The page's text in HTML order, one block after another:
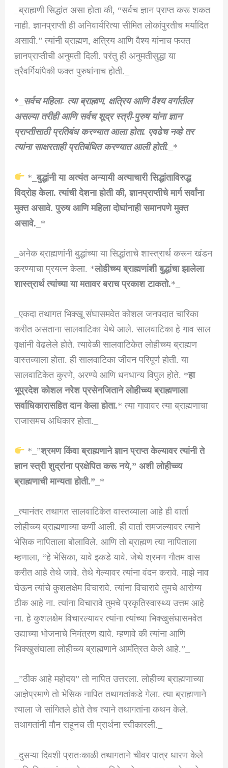
_ब्राह्मणी सिद्धांत असा होता की, “सर्वच ज्ञान प्राप्त करू शकत
नाही. ज्ञानप्राप्ती ही अनिवार्यरित्या सीमित लोकांपुरतीच मर्यादित
असावी.” त्यांनी ब्राह्मण, क्षत्रिय आणि वैश्य यांनाच फक्त
ज्ञानप्राप्तीची अनुमती दिली. परंतु ही अनुमतीसुद्धा या
त्रैवर्गियांपैकी फक्त पुरुषांनाच होती._
*_ सर्वच महिला- त्या ब्राह्मण, क्षत्रिय आणि वैश्य वर्गातील
असल्या तरीही आणि सर्वच शूद्र स्त्री-पुरुष यांना ज्ञान
प्राप्तीसाठी प्रतिबंध करण्यात आला होता. एवढेच नव्हे तर
त्यांना साक्षरताही प्रतिबंधित करण्यात आली होती. _*
*_बुद्धांनी या अत्यंत अन्यायी अत्याचारी सिद्धांताविरुद्ध
विद्रोह केला. त्यांची देशना होती की, ज्ञानप्राप्तीचे मार्ग सर्वांना
मुक्त असावे. पुरुष आणि महिला दोघांनाही समानपणे मुक्त
असावे. _*
_अनेक ब्राह्मणांनी बुद्धांच्या या सिद्धांताचे शास्त्रार्थ करून खंडन
करण्याचा प्रयत्न केला. *लोहीच्च्य ब्राह्मणांशी बुद्धांचा झालेला
शास्त्रार्थ त्यांच्या या मतावर बराच प्रकाश टाकतो.*_
_एकदा तथागत भिक्खू संघासमवेत कोशल जनपदात चारिका
करीत असताना सालवाटिका येथे आले. सालवाटिका हे गाव साल
वृक्षांनी वेढलेले होते. त्यावेळी सालवाटिकेत लोहीच्च्य ब्राह्मण
वास्तव्याला होता. ही सालवाटिका जीवन परिपूर्ण होती. या
सालवाटिकेत कुरणे, अरण्ये आणि धनधान्य विपुल होते. *हा
भूप्रदेश कोशल नरेश प्रसेनजिताने लोहीच्च्य ब्राह्मणाला
सर्वाधिकारासहित दान केला होता.* त्या गावावर त्या ब्राह्मणाचा
राजासमच अधिकार होता._
*_”श्रमण किंवा ब्राह्मणाने ज्ञान प्राप्त केल्यावर त्यांनी ते
ज्ञान स्त्री शुद्रांना प्रक्षेपित करू नये,” अशी लोहीच्च्य
ब्राह्मणाची मान्यता होती.” _*
_त्यानंतर तथागत सालवाटिकेत वास्तव्याला आहे ही वार्ता
लोहीच्च्य ब्राह्मणाच्या कर्णी आली. ही वार्ता समजल्यावर त्याने
भेसिक नापिताला बोलाविले. आणि तो ब्राह्मण त्या नापिताला
म्हणाला, “हे भेसिका, यावे इकडे यावे. जेथे श्रमण गौतम वास
करीत आहे तेथे जावे. तेथे गेल्यावर त्यांना वंदन करावे. माझे नाव
घेऊन त्यांचे कुशलक्षेम विचारावे. त्यांना विचारावे तुमचे आरोग्य
ठीक आहे ना. त्यांना विचारावे तुमचे प्रकृतिस्वास्थ्य उत्तम आहे
ना. हे कुशलक्षेम विचारल्यावर त्यांना त्यांच्या भिक्खुसंघासमवेत
उद्याच्या भोजनाचे निमंत्रण द्यावे. म्हणावे की त्यांना आणि
भिक्खुसंघाला लोहीच्च्य ब्राह्मणाने आमंत्रित केले आहे.”_
_”ठीक आहे महोदय” तो नापित उत्तरला. लोहीच्य ब्राह्मणाच्या
आज्ञेप्रमाणे तो भेसिक नापित तथागतांकडे गेला. त्या ब्राह्मणाने
त्याला जे सांगितले होते तेच त्याने तथागतांना कथन केले.
तथागतांनी मौन राहूनच ती प्रार्थना स्वीकारली._
_दुसऱ्या दिवशी प्रातःकाळी तथागताने चीवर पात्र धारण केले